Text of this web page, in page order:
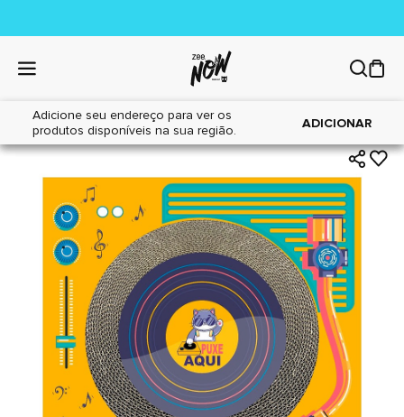
Adicione seu endereço para ver os
produtos disponíveis na sua região.
ADICIONAR
Home|Gatos|Brinquedos